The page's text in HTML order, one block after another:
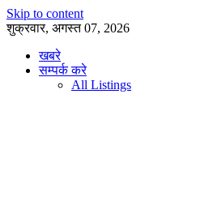
Skip to content
शुक्रवार, अगस्त 07, 2026
खबरे
सम्पर्क करे
All Listings